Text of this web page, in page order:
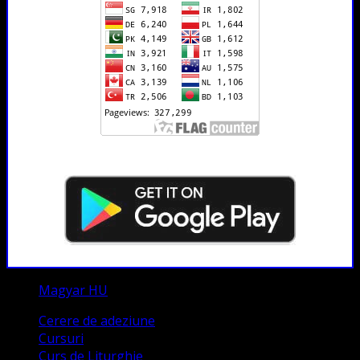
Magyar HU
Cerere de adeziune
Cursuri
Curs de Liturghie